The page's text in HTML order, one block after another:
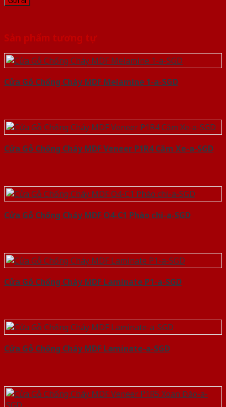
Sản phẩm tương tự
Cửa Gỗ Chống Cháy MDF Melamine 1-a-SGD
Cửa Gỗ Chống Cháy MDF Veneer P1R4 Căm Xe-a-SGD
Cửa Gỗ Chống Cháy MDF O4-C1 Phào chi-a-SGD
Cửa Gỗ Chống Cháy MDF Laminate P1-a-SGD
Cửa Gỗ Chống Cháy MDF Laminate-a-SGD